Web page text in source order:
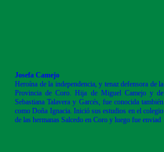
Josefa Camejo
Heroína de la independencia, y tenaz defensora de la
Provincia de Coro. Hija de Miguel Camejo y de
Sebastiana Talavera y Garcés, fue conocida también
como Doña Ignacia. Inició sus estudios en el colegio
de las hermanas Salcedo en Coro y luego fue enviad